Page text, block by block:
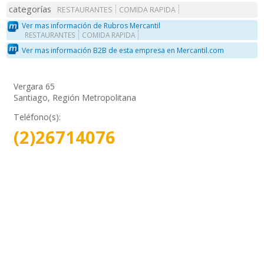
categorías RESTAURANTES
COMIDA RAPIDA
Ver mas información de Rubros Mercantil
RESTAURANTES COMIDA RAPIDA
Ver mas información B2B de esta empresa en Mercantil.com
Vergara 65
Santiago, Región Metropolitana
Teléfono(s):
(2)26714076